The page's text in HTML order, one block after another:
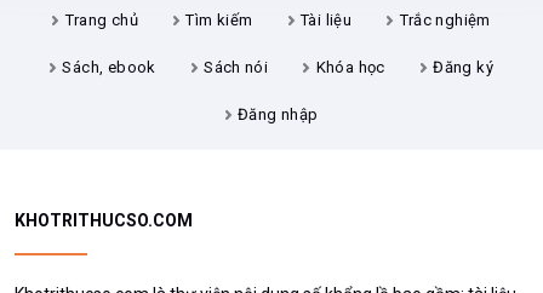
Trang chủ Tìm kiếm Tài liệu Trắc nghiệm
Sách, ebook Sách nói Khóa học Đăng ký
Đăng nhập
KHOTRITHUCSO.COM